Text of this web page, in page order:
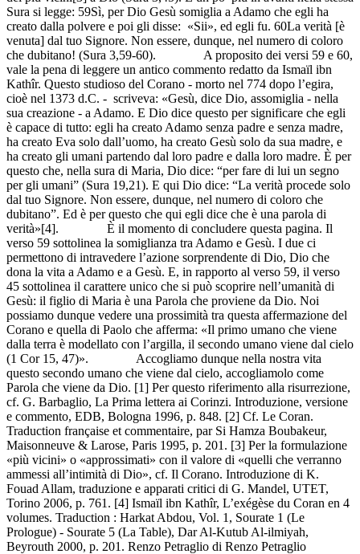
Sura si legge: 59Sì, per Dio Gesù somiglia a Adamo che egli ha
creato dalla polvere e poi gli disse: «Sii», ed egli fu. 60La verità [è
venuta] dal tuo Signore. Non essere, dunque, nel numero di coloro
che dubitano! (Sura 3,59-60). A proposito dei versi 59 e 60,
vale la pena di leggere un antico commento redatto da Ismaïl ibn
Kathîr. Questo studioso del Corano - morto nel 774 dopo l’egira,
cioè nel 1373 d.C. - scriveva: «Gesù, dice Dio, assomiglia - nella
sua creazione - a Adamo. E Dio dice questo per significare che egli
è capace di tutto: egli ha creato Adamo senza padre e senza madre,
ha creato Eva solo dall’uomo, ha creato Gesù solo da sua madre, e
ha creato gli umani partendo dal loro padre e dalla loro madre. È per
questo che, nella sura di Maria, Dio dice: “per fare di lui un segno
per gli umani” (Sura 19,21). E qui Dio dice: “La verità procede solo
dal tuo Signore. Non essere, dunque, nel numero di coloro che
dubitano”. Ed è per questo che qui egli dice che è una parola di
verità»[4]. È il momento di concludere questa pagina. Il
verso 59 sottolinea la somiglianza tra Adamo e Gesù. I due ci
permettono di intravedere l’azione sorprendente di Dio, Dio che
dona la vita a Adamo e a Gesù. E, in rapporto al verso 59, il verso
45 sottolinea il carattere unico che si può scoprire nell’umanità di
Gesù: il figlio di Maria è una Parola che proviene da Dio. Noi
possiamo dunque vedere una prossimità tra questa affermazione del
Corano e quella di Paolo che afferma: «Il primo umano che viene
dalla terra è modellato con l’argilla, il secondo umano viene dal cielo
(1 Cor 15, 47)». Accogliamo dunque nella nostra vita
questo secondo umano che viene dal cielo, accogliamolo come
Parola che viene da Dio. [1] Per questo riferimento alla risurrezione,
cf. G. Barbaglio, La Prima lettera ai Corinzi. Introduzione, versione
e commento, EDB, Bologna 1996, p. 848. [2] Cf. Le Coran.
Traduction française et commentaire, par Si Hamza Boubakeur,
Maisonneuve & Larose, Paris 1995, p. 201. [3] Per la formulazione
«più vicini» o «approssimati» con il valore di «quelli che verranno
ammessi all’intimità di Dio», cf. Il Corano. Introduzione di K.
Fouad Allam, traduzione e apparati critici di G. Mandel, UTET,
Torino 2006, p. 761. [4] Ismaïl ibn Kathîr, L’exégèse du Coran en 4
volumes. Traduction : Harkat Abdou, Vol. 1, Sourate 1 (Le
Prologue) - Sourate 5 (La Table), Dar Al-Kutub Al-ilmiyah,
Beyrouth 2000, p. 201. Renzo Petraglio di Renzo Petraglio